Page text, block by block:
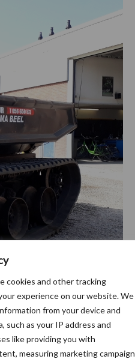
cookies and other tracking
experience on our website. We
from your device and
such as your IP address and
like providing you with
measuring marketing campaign